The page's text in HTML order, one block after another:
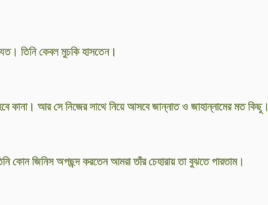
তিনি কেবল মুচকি হাসতেন।
কানা। আর সে নিজের সাথে নিয়ে আসবে জান্নাত ও জাহান্নামের মত কিছু।
কোন জিনিস অপছন্দ করতেন আমরা তাঁর চেহারায় তা বুঝতে পারতাম।